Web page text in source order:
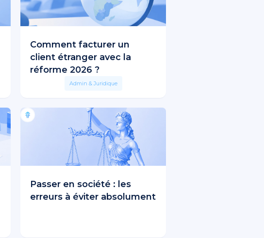
Comment facturer un
client étranger avec la
réforme 2026 ?
Admin & Juridique
Passer en société : les
erreurs à éviter absolument